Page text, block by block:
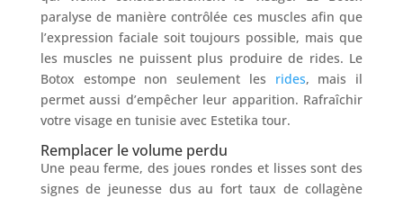
paralyse de manière contrôlée ces muscles afin que
l’expression faciale soit toujours possible, mais que
les muscles ne puissent plus produire de rides. Le
Botox estompe non seulement les rides, mais il
permet aussi d’empêcher leur apparition. Rafraîchir
votre visage en tunisie avec Estetika tour.
Remplacer le volume perdu
Une peau ferme, des joues rondes et lisses sont des
signes de jeunesse dus au fort taux de collagène